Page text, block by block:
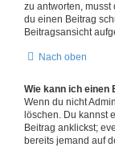
zu antworten, musst
du einen Beitrag
Beitragsansicht
Nach oben
Wie kann ich einen
Wenn du nicht
löschen. Du kannst
Beitrag anklickst;
bereits jemand auf